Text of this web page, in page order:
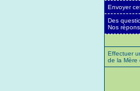
Envoyer
Des
Nos
Effectuer
de la Mère